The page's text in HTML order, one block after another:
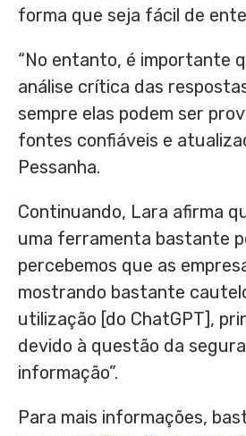
forma que seja fácil de
“No entanto, é importante
análise crítica das
sempre elas podem ser
fontes confiáveis e
Pessanha.
Continuando, Lara afirma
uma ferramenta bastante
percebemos que as
mostrando bastante
utilização [do ChatGPT],
devido à questão da
informação”.
Para mais informações,